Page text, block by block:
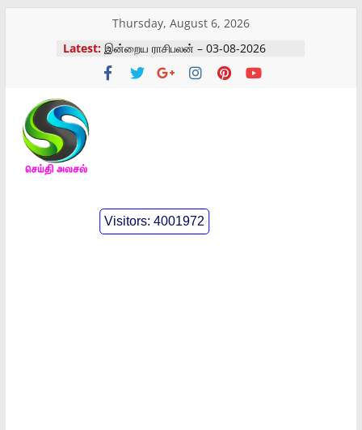
Thursday, August 6, 2026
Latest: இன்றைய ராசிபலன் – 03-08-2026
கோவையில் நடைபெற்ற கோவில் விழா
கோவையில் நடைபெற்ற கண்டன
செய்திஅலசல்
Seidhialasal
Visitors:4001972